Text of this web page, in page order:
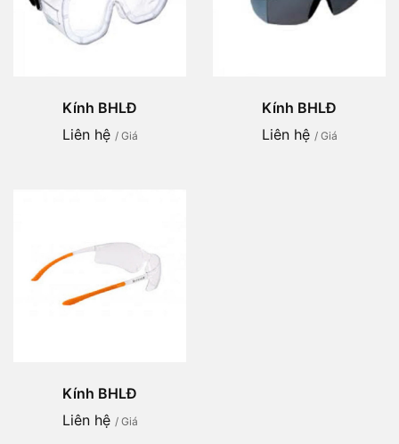
Kính BHLĐ
Liên hệ / Giá
Kính BHLĐ
Liên hệ / Giá
Kính BHLĐ
Liên hệ / Giá